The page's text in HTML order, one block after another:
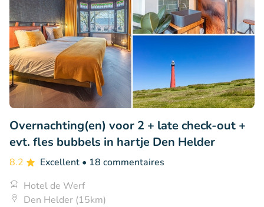
Overnachting(en) voor 2 + late check-out +
evt. fles bubbels in hartje Den Helder
8.2 Excellent • 18 commentaires
Hotel de Werf
Den Helder (15km)